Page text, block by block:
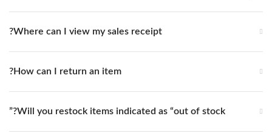
Where can I view my sales receipt?
How can I return an item?
Will you restock items indicated as “out of stock?”